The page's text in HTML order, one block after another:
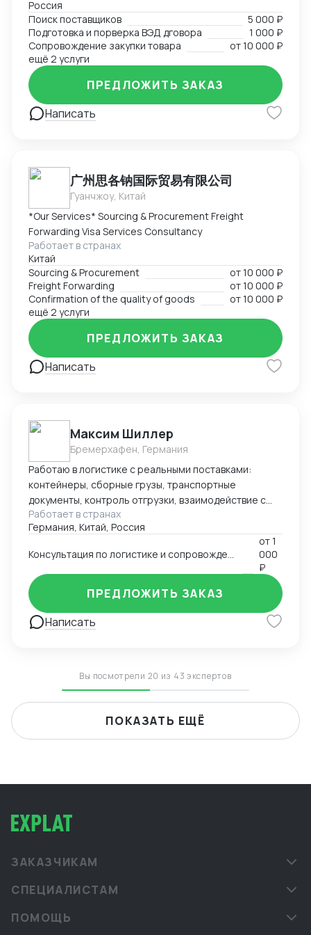
Поиск поставщиков в сфере запчастей, одежды,
товаров для дома и электронике. Поиск
поставщиков, подбор и проверка благонадежности
фабрик, подготовка договоров, ведение закупки на
всех этапах, подготовка товаросопроводительной
документации. Перевод на "белую" закупку и импорт
с минимальным удорожанием товара.
Россия
Поиск поставщиков
5 000 ₽
Подготовка и порверка ВЭД дговора
1 000 ₽
Сопровождение закупки товара
от10 000 ₽
ещё 2 услуги
Написать
ПРЕДЛОЖИТЬ ЗАКАЗ
广州思各钠国际贸易有限公司
Гуанчжоу, Китай
*Our Services* Sourcing & Procurement Freight
Forwarding Visa Services Consultancy
Работает в странах
Китай
Sourcing & Procurement
от10 000 ₽
Freight Forwarding
от10 000 ₽
Confirmation of the quality of goods
от10 000 ₽
ещё 2 услуги
Написать
ПРЕДЛОЖИТЬ ЗАКАЗ
Максим Шиллер
Бремерхафен, Германия
Работаю в логистике с реальными поставками:
контейнеры, сборные грузы, транспортные
документы, контроль отгрузки, взаимодействие с
агентами и перевозчиками. Специализируюсь на
логистике из Европы, умею быстро ориентироваться
в нестандартных ситуациях и держать процесс под
контролем. Работаю из Германии, открыт к
удалённому сотрудничеству.
Работает в странах
Германия, Китай, Россия
Консультация по логистике и сопровождению поставок (к примеру из Европы и Китая)
от1
000
₽
Написать
ПРЕДЛОЖИТЬ ЗАКАЗ
Вы посмотрели 20 из 43 экспертов
ПОКАЗАТЬ ЕЩЁ
ЗАКАЗЧИКАМ
СПЕЦИАЛИСТАМ
ПОМОЩЬ